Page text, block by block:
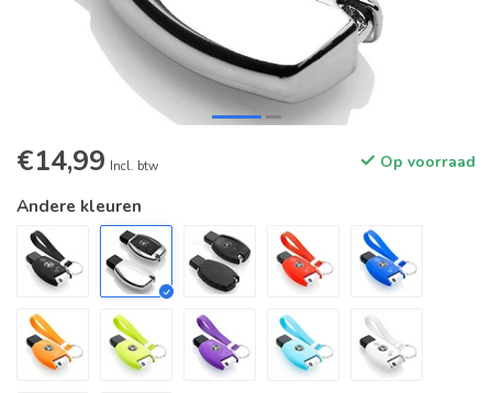
€14,99 Incl. btw Op voorraad
Andere kleuren